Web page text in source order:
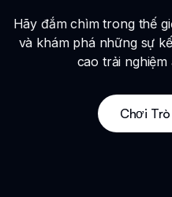
Hãy đắm chìm trong thế
và khám phá những sự
cao trải
Chơi